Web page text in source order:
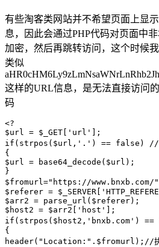
有些淘客类网站并不希望页面上显
息，因此会通过PHP代码对页面中
加密，然后再跳转访问，这个时候
类似
这样的URL信息，是无法直接访问
码
<?
$url = $_GET['url'];
if(strpos($url,'.') == false) //域名中
{
$url = base64_decode($url);
}
$fromurl="https://www.bnxb.com/";
$referer =
$arr2 = parse_url($referer);
$host2 = $arr2['host'];
if(strpos($host2,'bnxb.com') ==
{
header("Location:".$fromurl);//执